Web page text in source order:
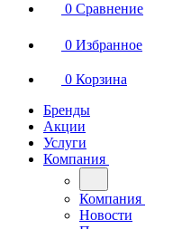
0 Сравнение
0 Избранное
0 Корзина
Бренды
Акции
Услуги
Компания
Компания
Новости